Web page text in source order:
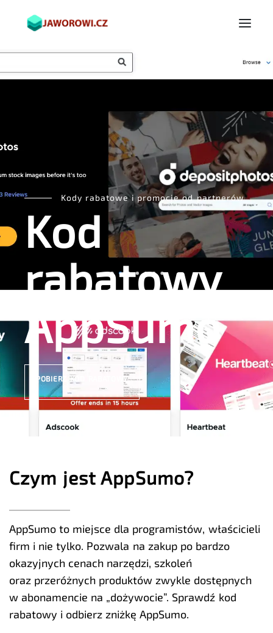
Kody rabatowe i promocje od partnerów
Kod
rabatowy
AppSumo
POBIERZ KOD RABATOWY
Czym jest AppSumo?
AppSumo to miejsce dla programistów, właścicieli
firm i nie tylko. Pozwala na zakup po bardzo
okazyjnych cenach narzędzi, szkoleń
oraz przeróżnych produktów zwykle dostępnych
w abonamencie na „dożywocie”. Sprawdź kod
rabatowy i odbierz zniżkę AppSumo.